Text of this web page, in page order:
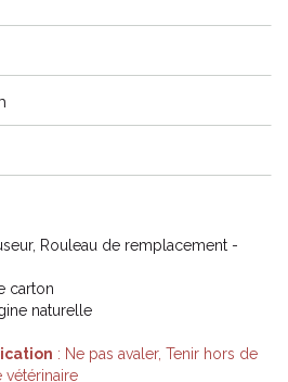
Rouleau de remplacement -
carton
naturelle
: Ne pas avaler, Tenir hors de
vétérinaire